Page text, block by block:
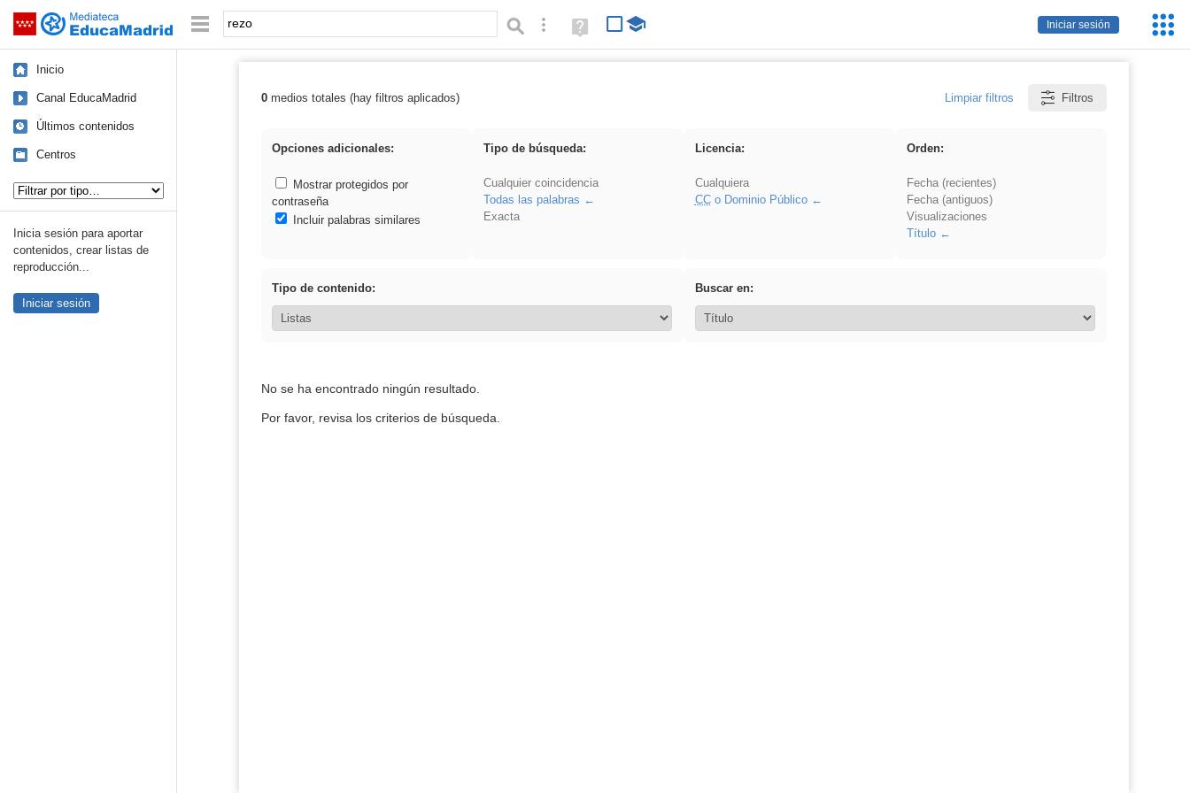
Saltar navegación
Iniciar sesión
Palabra o frase: Búsqueda avanzada
Ayuda
(en
Inicio
Canal EducaMadrid
Últimos contenidos
Centros
Inicia sesión para aportar
contenidos, crear listas de
reproducción...
Iniciar sesión
Resultados de: rezo
0medios totales (hay filtros aplicados) Limpiar filtros Filtros
Opciones adicionales:
Mostrar protegidos por
contraseña
Incluir palabras similares
Tipo de búsqueda:
Cualquier coincidencia
Todas las palabras
Exacta
Licencia:
Cualquiera
CCo Dominio Público
Orden:
Fecha (recientes)
Fecha (antiguos)
Visualizaciones
Título
Tipo de contenido: Buscar en:
No se ha encontrado ningún resultado.
Por favor, revisa los criterios de búsqueda.